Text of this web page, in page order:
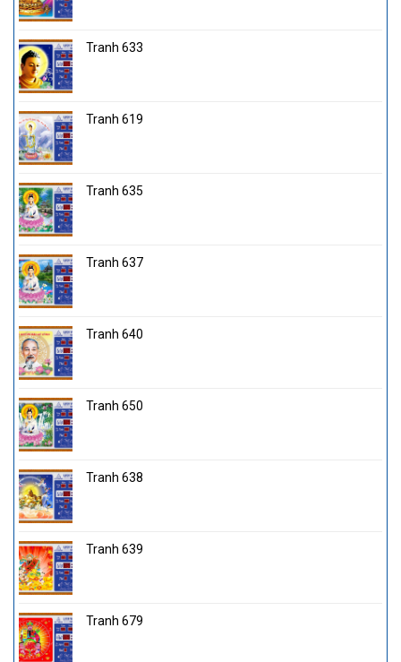
Tranh 633
Tranh 619
Tranh 635
Tranh 637
Tranh 640
Tranh 650
Tranh 638
Tranh 639
Tranh 679